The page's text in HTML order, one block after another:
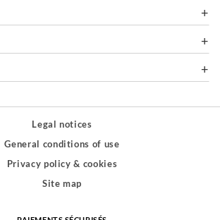
Legal notices
General conditions of use
Privacy policy & cookies
Site map